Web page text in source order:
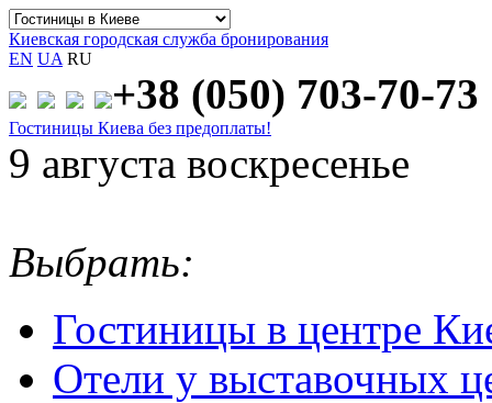
Киевская городская служба бронирования
EN UA RU
+38 (050) 703-70-73
Гостиницы Киева без предоплаты!
9 августа воскресенье
Выбрать:
Гостиницы в центре
Отели у выставочных